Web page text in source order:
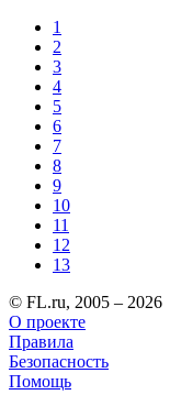
1
2
3
4
5
6
7
8
9
10
11
12
13
© FL.ru, 2005 – 2026
О проекте
Правила
Безопасность
Помощь